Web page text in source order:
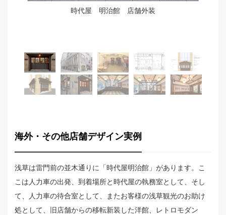
時代屋 明治館 店舗外装
海外・その他店舗デザイン実例
浅草は雷門前の並木通りに「時代屋明治館」があります。こ
こは人力車の出発、到着場所と時代屋の執務室として、そし
て、人力車の待合室として、またお客様の浅草観光のお助け
処として、旧店舗からの移転新装した洋館、レトロモダン